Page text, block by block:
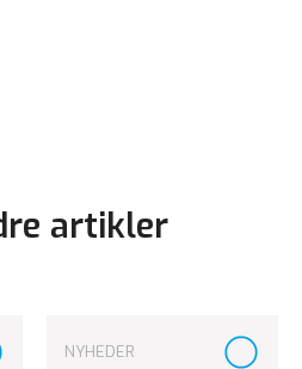
artikler
NYHEDER